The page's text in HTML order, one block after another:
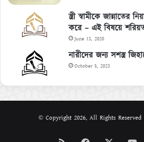
স্ত্রী স্বামীকে জান্নাতের
করে – এই বিষয়ে
June 13, 2020
নারীদের জন্য সশস্ত্র
October 5, 2023
© Copyright 2026, All Rights